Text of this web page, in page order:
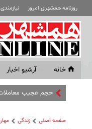
روزنامه همشهری امروز
خانه آرشیو اخبار
حجم عجیب
صفحه اصلی زندگی